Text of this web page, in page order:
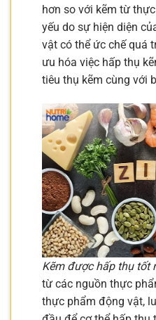
hơn so với kẽm từ
yếu do sự hiện diện
vật có thể ức chế quá
ưu hóa việc hấp thụ
tiêu thụ kẽm cùng với
Kẽm được hấp thụ tốt
từ các nguồn thực
thực phẩm động vật,